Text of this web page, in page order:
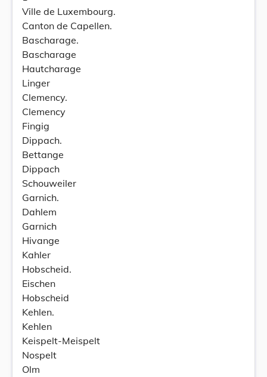
Ville de Luxembourg.
Canton de Capellen.
Bascharage.
Bascharage
Hautcharage
Linger
Clemency.
Clemency
Fingig
Dippach.
Bettange
Dippach
Schouweiler
Garnich.
Dahlem
Garnich
Hivange
Kahler
Hobscheid.
Eischen
Hobscheid
Kehlen.
Kehlen
Keispelt-Meispelt
Nospelt
Olm